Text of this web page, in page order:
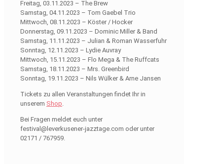
Freitag, 03.11.2023 – The Brew
Samstag, 04.11.2023 – Tom Gaebel Trio
Mittwoch, 08.11.2023 – Köster / Hocker
Donnerstag, 09.11.2023 – Dominic Miller & Band
Samstag, 11.11.2023 – Julian & Roman Wasserfuhr
Sonntag, 12.11.2023 – Lydie Auvray
Mittwoch, 15.11.2023 – Flo Mega & The Ruffcats
Samstag, 18.11.2023 – Mrs. Greenbird
Sonntag, 19.11.2023 – Nils Wülker & Arne Jansen
Tickets zu allen Veranstaltungen findet Ihr in
unserem Shop
Bei Fragen meldet euch unter
festival@leverkusener-jazztage.com oder unter
02171 / 767959.